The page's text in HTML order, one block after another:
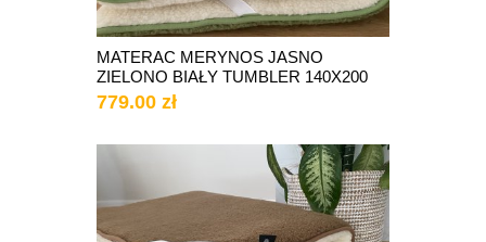
MATERAC MERYNOS JASNO
ZIELONO BIAŁY TUMBLER 140X200
779.00 zł